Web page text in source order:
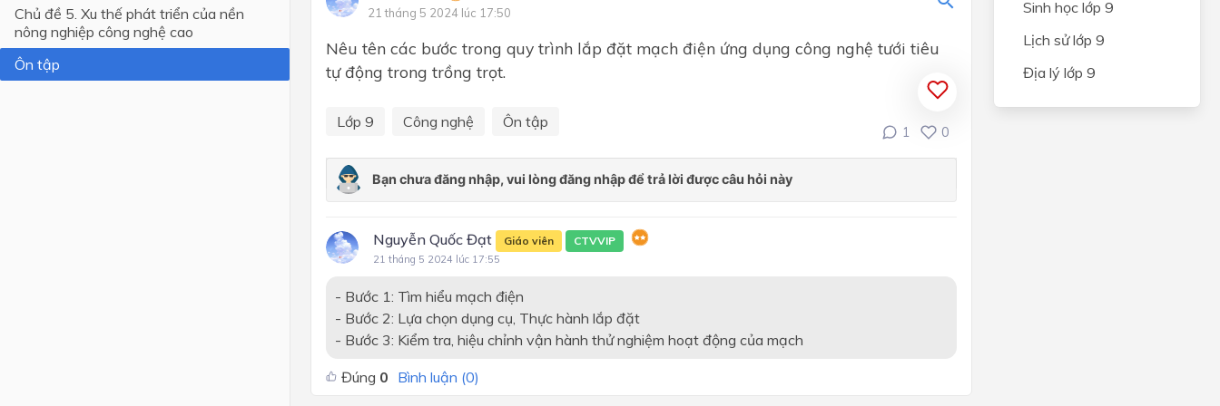
Lớp 4
CHĂM SÓC MỘT SỐ LOẠI CÂY
ĂN QUẢ PHỔ BIẾN
CHẾ BIẾN THỰC PHẨM
Chủ đề 2. Thực hành chế biến
đến chế biến thực phẩm
ĐỊNH HƯỚNG NGHỀ NGHIỆP
Chủ đề 5. Xu thế phát triển của nền
nông nghiệp công nghệ cao
Ôn tập
21 tháng 5 2024 lúc 17:50
Nêu tên các bước trong quy trình lắp đặt mạch điện ứng dụng công nghệ tưới tiêu
tự động trong trồng trọt.
Lớp 9 Công nghệ Ôn tập
1 0
Nguyễn Quốc Đạt Giáo viên CTVVIP
21 tháng 5 2024 lúc 17:55
- Bước 1: Tìm hiểu mạch điện
- Bước 2: Lựa chọn dụng cụ, Thực hành lắp đặt
- Bước 3: Kiểm tra, hiệu chỉnh vận hành thử nghiệm hoạt động của mạch
Đúng 0 Bình luận (0)
Sinh học lớp 9
Lịch sử lớp 9
Địa lý lớp 9